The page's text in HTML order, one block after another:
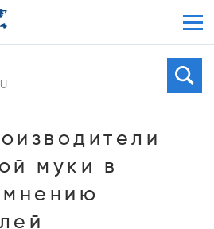
Поиск
муки в